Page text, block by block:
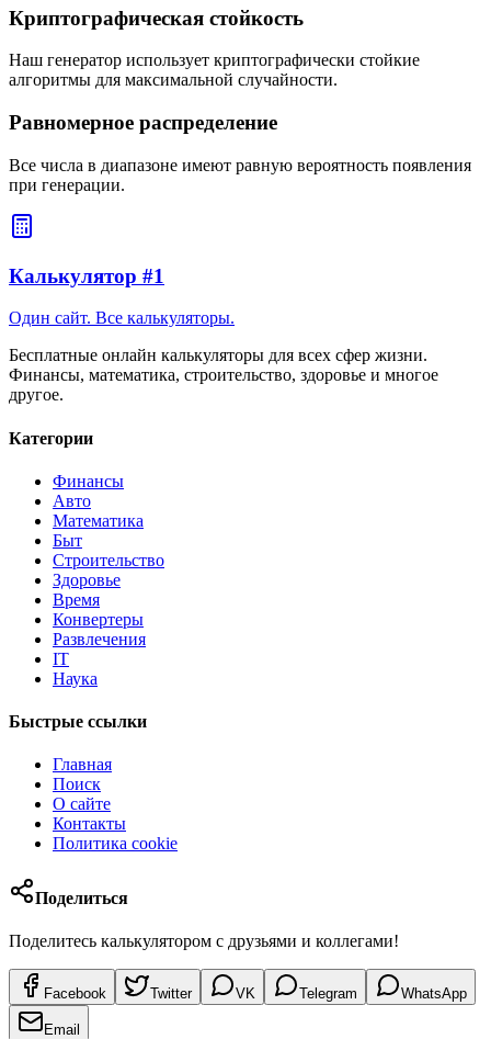
Криптографическая стойкость
Наш генератор использует криптографически стойкие
алгоритмы для максимальной случайности.
Равномерное распределение
Все числа в диапазоне имеют равную вероятность появления
при генерации.
Калькулятор #1
Один сайт. Все калькуляторы.
Бесплатные онлайн калькуляторы для всех сфер жизни.
Финансы, математика, строительство, здоровье и многое
другое.
Категории
Финансы
Авто
Математика
Быт
Строительство
Здоровье
Время
Конвертеры
Развлечения
IT
Наука
Быстрые ссылки
Главная
Поиск
О сайте
Контакты
Политика cookie
Поделиться
Поделитесь калькулятором с друзьями и коллегами!
Facebook Twitter VK Telegram WhatsApp
Email